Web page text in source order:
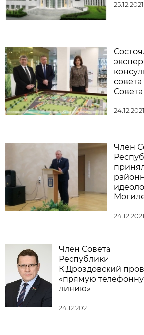
25.12.2021
24.12.2021
Член
24.12.2021
Член Совета
Республики
К.Дроздовский
«прямую
линию»
24.12.2021